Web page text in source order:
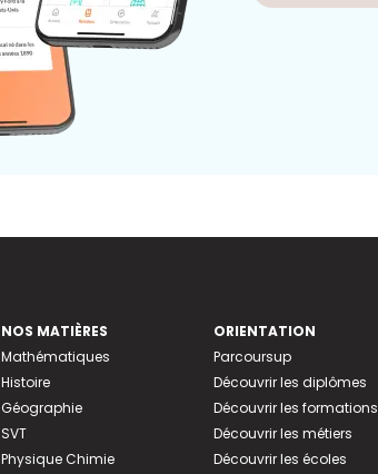
NOS MATIÈRES
Mathématiques
Histoire
Géographie
SVT
Physique Chimie
ORIENTATION
Parcoursup
Découvrir les diplômes
Découvrir les formations
Découvrir les métiers
Découvrir les écoles